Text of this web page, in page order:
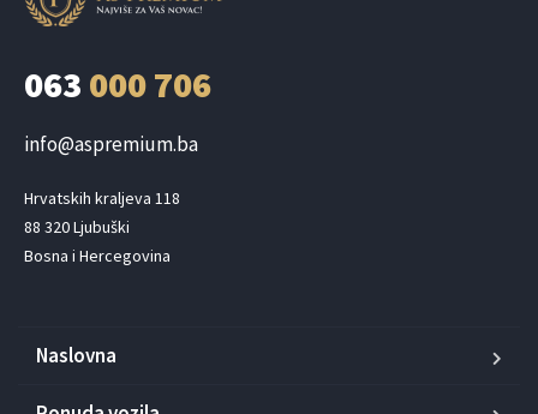
063 000 706
info@aspremium.ba
Hrvatskih kraljeva 118
88 320 Ljubuški
Bosna i Hercegovina
Naslovna